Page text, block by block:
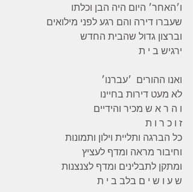
ו׳האחר׳ היום היה הבן וכלתו
שעברו דירה והם רגע לפני מילואים
וברצון גדול שהבית החדש
ירגיש ב י ת
ואנו ההורים  ׳עברנו׳
לא מעט דירות בחיינו
ו ה ר א ש מכיר והידיים
ז ו כ ר ו ת
כל הברגה ותליית וילון ותמונות
וחיבור מראה ומדף לעציץ
ומתקן לתבלינים ומדף לצנצנות
ש ע ו ש י ם בלב ב י ת